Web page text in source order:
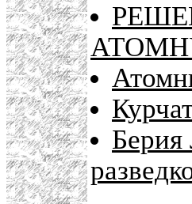
Берия